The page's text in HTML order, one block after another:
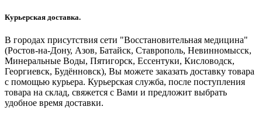
Курьерская доставка.
В городах присутствия сети "Восстановительная медицина"
(Ростов-на-Дону, Азов, Батайск, Ставрополь, Невинномысск,
Минеральные Воды, Пятигорск, Ессентуки, Кисловодск,
Георгиевск, Будённовск), Вы можете заказать доставку товара
с помощью курьера. Курьерская служба, после поступления
товара на склад, свяжется с Вами и предложит выбрать
удобное время доставки.